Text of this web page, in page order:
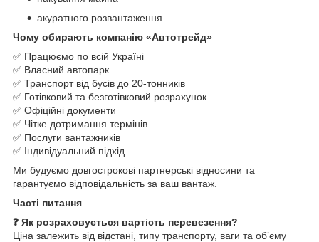
акуратного розвантаження
Чому обирають компанію «Автотрейд»
✅ Працюємо по всій Україні
✅ Власний автопарк
✅ Транспорт від бусів до 20-тонників
✅ Готівковий та безготівковий розрахунок
✅ Офіційні документи
✅ Чітке дотримання термінів
✅ Послуги вантажників
✅ Індивідуальний підхід
Ми будуємо довгострокові партнерські відносини та
гарантуємо відповідальність за ваш вантаж.
Часті питання
❓ Як розраховується вартість перевезення?
Ціна залежить від відстані, типу транспорту, ваги та об’єму